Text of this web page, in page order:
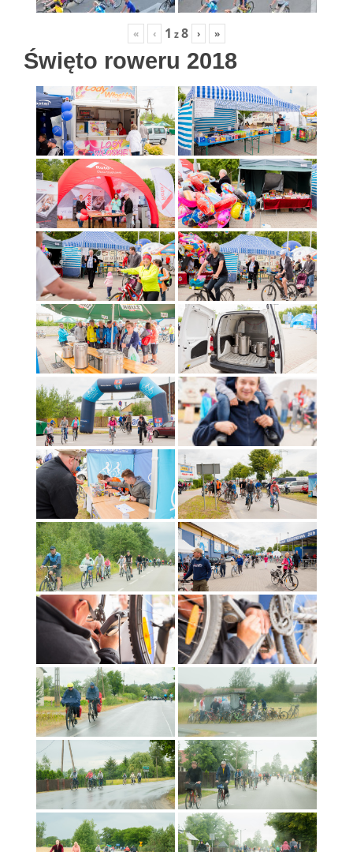
« ‹ 1 z8 › »
Święto roweru 2018